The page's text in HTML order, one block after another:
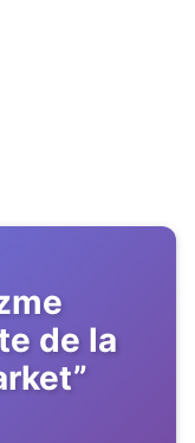
de la
”